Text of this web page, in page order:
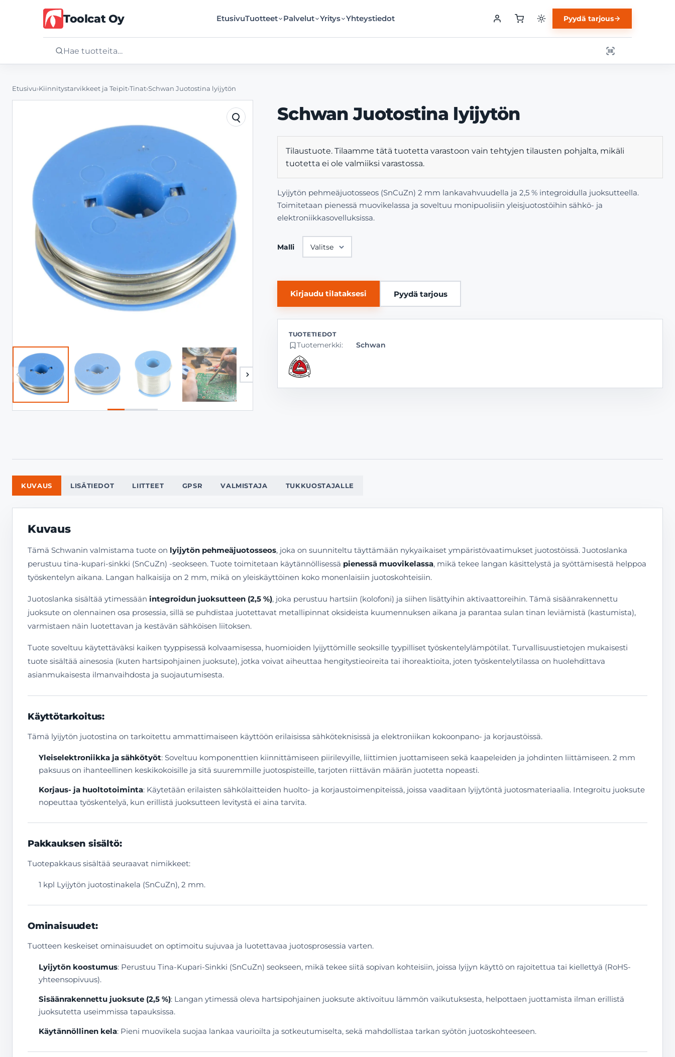
Toolcat Oy EtusivuTuotteet Palvelut Yritys Yhteystiedot Pyydä tarjous
Palvelut
Etusivu›Kiinnitystarvikkeet ja Teipit›Tinat›Schwan Juotostina lyijytön
Schwan Juotostina lyijytön
Tilaustuote. Tilaamme tätä tuotetta varastoon vain tehtyjen tilausten pohjalta, mikäli
tuotetta ei ole valmiiksi varastossa.
Lyijytön pehmeäjuotosseos (SnCuZn) 2 mm lankavahvuudella ja 2,5 % integroidulla juoksutteella.
Toimitetaan pienessä muovikelassa ja soveltuu monipuolisiin yleisjuotostöihin sähkö- ja
elektroniikkasovelluksissa.
Malli
Kirjaudu tilataksesi Pyydä tarjous
Tuotemerkki: Schwan
KUVAUS LISÄTIEDOT LIITTEET GPSR VALMISTAJA TUKKUOSTAJALLE
Kuvaus
Tämä Schwanin valmistama tuote on lyijytön pehmeäjuotosseos, joka on suunniteltu täyttämään nykyaikaiset ympäristövaatimukset juotostöissä. Juotoslanka
perustuu tina-kupari-sinkki (SnCuZn) -seokseen. Tuote toimitetaan käytännöllisessä pienessä muovikelassa, mikä tekee langan käsittelystä ja syöttämisestä helppoa
työskentelyn aikana. Langan halkaisija on 2 mm, mikä on yleiskäyttöinen koko monenlaisiin juotoskohteisiin.
Juotoslanka sisältää ytimessään integroidun juoksutteen (2,5 %), joka perustuu hartsiin (kolofoni) ja siihen lisättyihin aktivaattoreihin. Tämä sisäänrakennettu
juoksute on olennainen osa prosessia, sillä se puhdistaa juotettavat metallipinnat oksideista kuumennuksen aikana ja parantaa sulan tinan leviämistä (kastumista),
varmistaen näin luotettavan ja kestävän sähköisen liitoksen.
Tuote soveltuu käytettäväksi kaiken tyyppisessä kolvaamisessa, huomioiden lyijyttömille seoksille tyypilliset työskentelylämpötilat. Turvallisuustietojen mukaisesti
tuote sisältää ainesosia (kuten hartsipohjainen juoksute), jotka voivat aiheuttaa hengitystieoireita tai ihoreaktioita, joten työskentelytilassa on huolehdittava
asianmukaisesta ilmanvaihdosta ja suojautumisesta.
Käyttötarkoitus:
Tämä lyijytön juotostina on tarkoitettu ammattimaiseen käyttöön erilaisissa sähköteknisissä ja elektroniikan kokoonpano- ja korjaustöissä.
Yleiselektroniikka ja sähkötyöt: Soveltuu komponenttien kiinnittämiseen piirilevyille, liittimien juottamiseen sekä kaapeleiden ja johdinten liittämiseen. 2 mm
paksuus on ihanteellinen keskikokoisille ja sitä suuremmille juotospisteille, tarjoten riittävän määrän juotetta nopeasti.
Korjaus- ja huoltotoiminta: Käytetään erilaisten sähkölaitteiden huolto- ja korjaustoimenpiteissä, joissa vaaditaan lyijytöntä juotosmateriaalia. Integroitu juoksute
nopeuttaa työskentelyä, kun erillistä juoksutteen levitystä ei aina tarvita.
Pakkauksen sisältö:
Tuotepakkaus sisältää seuraavat nimikkeet:
1 kpl Lyijytön juotostinakela (SnCuZn), 2 mm.
Ominaisuudet:
Tuotteen keskeiset ominaisuudet on optimoitu sujuvaa ja luotettavaa juotosprosessia varten.
Lyijytön koostumus: Perustuu Tina-Kupari-Sinkki (SnCuZn) seokseen, mikä tekee siitä sopivan kohteisiin, joissa lyijyn käyttö on rajoitettua tai kiellettyä (RoHS-
yhteensopivuus).
Sisäänrakennettu juoksute (2,5 %): Langan ytimessä oleva hartsipohjainen juoksute aktivoituu lämmön vaikutuksesta, helpottaen juottamista ilman erillistä
juoksutetta useimmissa tapauksissa.
Käytännöllinen kela: Pieni muovikela suojaa lankaa vaurioilta ja sotkeutumiselta, sekä mahdollistaa tarkan syötön juotoskohteeseen.